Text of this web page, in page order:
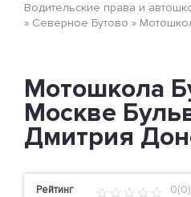
Водительские права и
» Северное Бутово »
Мотошкола
Москве
Дмитрия
Рейтинг
0(0)